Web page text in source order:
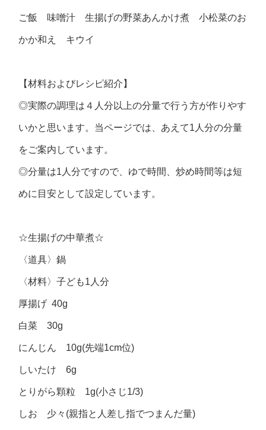
ご飯 味噌汁 生揚げの野菜あんかけ煮 小松菜のお
かか和え キウイ
【材料およびレシピ紹介】
◎実際の調理は４人分以上の分量で行う方が作りやす
いかと思います。当ページでは、あえて1人分の分量
をご案内しています。
◎分量は1人分ですので、ゆで時間、炒め時間等は短
めに目安として設定しています。
☆生揚げの中華煮☆
〈道具〉鍋
〈材料〉子ども1人分
厚揚げ 40g
白菜 30g
にんじん 10g(先端1cm位)
しいたけ 6g
とりがら顆粒 1g(小さじ1/3)
しお 少々(親指と人差し指でつまんだ量)